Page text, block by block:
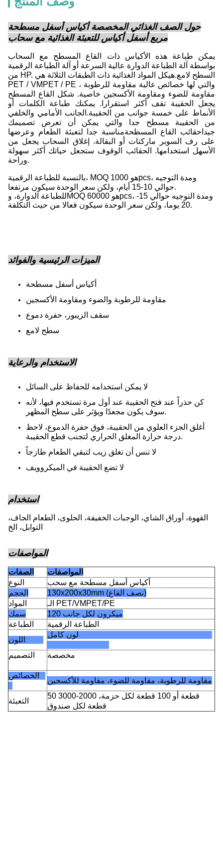
حول الصف الغذائي المخصصة أكياس أسفل مسطحة
مربع أسفل أكياس للتعبئة الغذائية مع سحاب
يمكن طباعة هذه الأكياس ذات القاع المسطح مع السحاب
بواسطة آلة الطباعة الدوارة عالية السرعة أو آلة الطباعة الرقمية
من HP. السطح لامع.هيكل المواد الغذائية ذات الطبقات الثلاثة هي
PET / VMPET / PE والتي لها خصائص عالية مقاومة للرطوبة ،
مقاومة للضوء ومقاومة الأكسجين خاصية. شكل القاع المسطح
يجعل الحقيبة تقف أكثر استقرارا. يمكنك طباعة الكلمات أو
الأنماط على خمسة جوانب من الحقيبة.الجانب الأمامي والخلفي
من الحقيبة مسطح جدا والتي يمكن أن تعرض تصميمك
جيداحقائب القاع المسطحةمناسبة جدا لتعبئة الطعام وعرضها
على رف السوبر ماركتات أو البقالة. إغلاق السحاب يجعل من
الأسهل استخدامها. الحقائب الوقوف ستجعل حياتك أكثر سهولة
وراحة.
بالنسبة للطباعة الرقمية، MOQ هو 1000pcs، ومدة التوجيه
حوالي 10-15 أيام، ولكن سعر الوحدة سيكون مرتفعا.
للطباعة الدوارة، وMOQ هو 60000pcs، ومدة التوجيه حوالي 15-
20 يوما، ولكن سعر الوحدة سيكون فعالا من حيث التكلفة.
الميزات الرئيسية والفوائد
أكياس أسفل مسطحة
مقاومة للرطوبة والضوء ومقاومة الأكسجين
سقف الزيبور، حفرة دموع
سطح لامع
الاستخدام والرعاية
لا يمكن استخدامه للحفاظ على السائل
كن حذراً عند فتح الحقيبة عند أول مرة تستخدم فيها، لأنه
سوف يكون مجعدًا ويؤثر على سطح المظهر.
أغلق الجزء العلوي من الحقيبة، فوق حفرة الدموع، لاحظ
درجة حرارة المغلق الحراري لتجنب قطع الحقيبة.
لا تنس أن تغلق زيب لتبقي الطعام طازجاً
لا تضع الحقيبة في الميكروويف
استخدام
القهوة، أوراق الشاي، الوجبات الخفيفة، الحلوى، الطعام الجاف،
التوابل، الخ
المواصفات
الصفات
المواصفات
النوع
أكياس أسفل مسطحة مع سحب
الحجم
130x200x30mm (نصف القاع)
المواد
الـ PET/VMPET/PE
سمك
120 ميكرون لكل جانب
الطباعة
الطباعة الرقمية
اللون
لون كامل
التصميم مخصصة
الخصائص
مقاومة للرطوبة، مقاومة للضوء، مقاومة للأكسجين
التعبئة
50 قطعة أو 100 قطعة لكل حزمة، 2000-3000
قطعة لكل صندوق